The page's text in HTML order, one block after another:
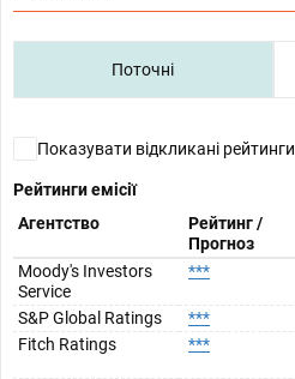
Поточні
Показувати відкликані рейтинги
Рейтинги емісії
Агентство
Рейтинг /
Прогноз
Moody's Investors
Service
***
S&P Global Ratings ***
Fitch Ratings
***